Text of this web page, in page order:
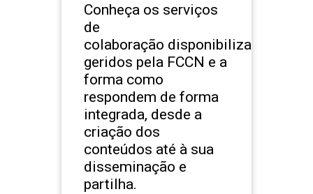
Conheça os serviços
de
colaboração disponibilizados e
geridos pela FCCN e a
forma como
respondem de forma
integrada, desde a
criação dos
conteúdos até à sua
disseminação e
partilha.